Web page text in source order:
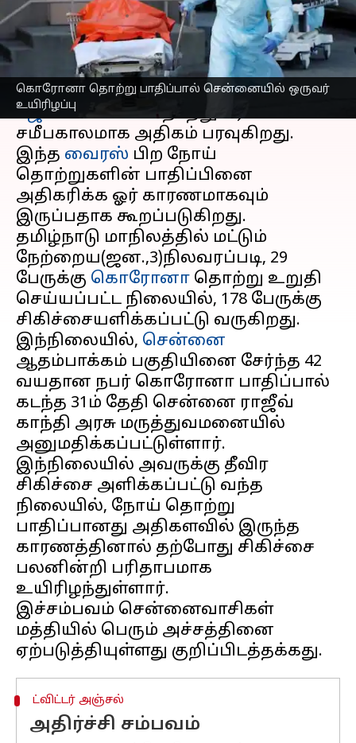
கொரோனா தொற்று பாதிப்பால் சென்னையில் ஒருவர்
உயிரிழப்பு
எழுதியவர் Nivetha P Jan 04, 2024 05:27 pm
செய்தி முன்னோட்டம்
கொரோனாவின் புதிய வகையான
ஜே.என்.1 வகைதொற்று பரவல்
சமீபகாலமாக அதிகம் பரவுகிறது.
இந்த வைரஸ் பிற நோய்
தொற்றுகளின் பாதிப்பினை
அதிகரிக்க ஓர் காரணமாகவும்
இருப்பதாக கூறப்படுகிறது.
தமிழ்நாடு மாநிலத்தில் மட்டும்
நேற்றைய(ஜன.,3)நிலவரப்படி, 29
பேருக்கு கொரோனா தொற்று உறுதி
செய்யப்பட்ட நிலையில், 178 பேருக்கு
சிகிச்சையளிக்கப்பட்டு வருகிறது.
இந்நிலையில், சென்னை
ஆதம்பாக்கம் பகுதியினை சேர்ந்த 42
வயதான நபர் கொரோனா பாதிப்பால்
கடந்த 31ம் தேதி சென்னை ராஜீவ்
காந்தி அரசு மருத்துவமனையில்
அனுமதிக்கப்பட்டுள்ளார்.
இந்நிலையில் அவருக்கு தீவிர
சிகிச்சை அளிக்கப்பட்டு வந்த
நிலையில், நோய் தொற்று
பாதிப்பானது அதிகளவில் இருந்த
காரணத்தினால் தற்போது சிகிச்சை
பலனின்றி பரிதாபமாக
உயிரிழந்துள்ளார்.
இச்சம்பவம் சென்னைவாசிகள்
மத்தியில் பெரும் அச்சத்தினை
ட்விட்டர் அஞ்சல்
அதிர்ச்சி சம்பவம்